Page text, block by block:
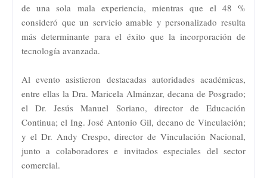
de una sola mala experiencia, mientras que el 48 %
consideró que un servicio amable y personalizado resulta
más determinante para el éxito que la incorporación de
tecnología avanzada.
Al evento asistieron destacadas autoridades académicas,
entre ellas la Dra. Maricela Almánzar, decana de Posgrado;
el Dr. Jesús Manuel Soriano, director de Educación
Continua; el Ing. José Antonio Gil, decano de Vinculación;
y el Dr. Andy Crespo, director de Vinculación Nacional,
junto a colaboradores e invitados especiales del sector
comercial.